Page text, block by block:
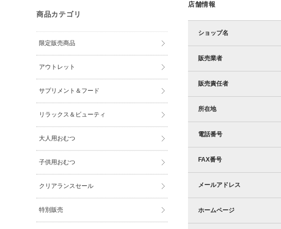
店舗情報
ショップ名
販売業者
販売責任者
所在地
電話番号
FAX番号
メールアドレス
ホームページ
商品カテゴリ
限定販売商品
アウトレット
サプリメント＆フード
リラックス＆ビューティ
大人用おむつ
子供用おむつ
クリアランスセール
特別販売